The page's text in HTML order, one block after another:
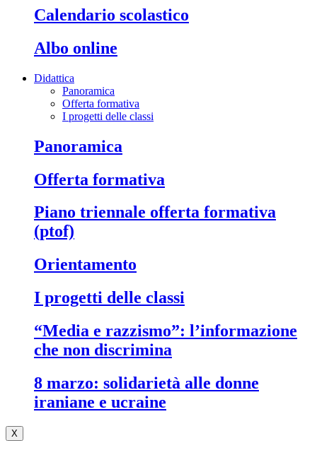
calendario scolastico
albo online
Didattica
Panoramica
Offerta formativa
I progetti delle classi
panoramica
offerta formativa
piano triennale offerta formativa
(ptof)
orientamento
i progetti delle classi
“media e razzismo”: l’informazione
che non discrimina
8 marzo: solidarietà alle donne
iraniane e ucraine
X